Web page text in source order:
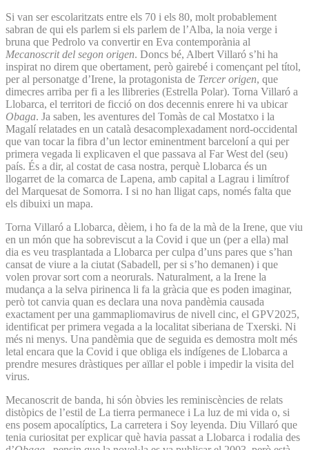
Si van ser escolaritzats entre els 70 i els 80, molt probablement
sabran de qui els parlem si els parlem de l’Alba, la noia verge i
bruna que Pedrolo va convertir en Eva contemporània al
Mecanoscrit del segon origen. Doncs bé, Albert Villaró s’hi ha
inspirat no direm que obertament, però gairebé i començant pel títol,
per al personatge d’Irene, la protagonista de Tercer origen, que
dimecres arriba per fi a les llibreries (Estrella Polar). Torna Villaró a
Llobarca, el territori de ficció on dos decennis enrere hi va ubicar
Obaga. Ja saben, les aventures del Tomàs de cal Mostatxo i la
Magalí relatades en un català desacomplexadament nord-occidental
que van tocar la fibra d’un lector eminentment barceloní a qui per
primera vegada li explicaven el que passava al Far West del (seu)
país. És a dir, al costat de casa nostra, perquè Llobarca és un
llogarret de la comarca de Lapena, amb capital a Lagrau i limítrof
del Marquesat de Somorra. I si no han lligat caps, només falta que
els dibuixi un mapa.
Torna Villaró a Llobarca, dèiem, i ho fa de la mà de la Irene, que viu
en un món que ha sobreviscut a la Covid i que un (per a ella) mal
dia es veu trasplantada a Llobarca per culpa d’uns pares que s’han
cansat de viure a la ciutat (Sabadell, per si s’ho demanen) i que
volen provar sort com a neorurals. Naturalment, a la Irene la
mudança a la selva pirinenca li fa la gràcia que es poden imaginar,
però tot canvia quan es declara una nova pandèmia causada
exactament per una gammapliomavirus de nivell cinc, el GPV2025,
identificat per primera vegada a la localitat siberiana de Txerski. Ni
més ni menys. Una pandèmia que de seguida es demostra molt més
letal encara que la Covid i que obliga els indígenes de Llobarca a
prendre mesures dràstiques per aïllar el poble i impedir la visita del
virus.
Mecanoscrit de banda, hi són òbvies les reminiscències de relats
distòpics de l’estil de La tierra permanece i La luz de mi vida o, si
ens posem apocalíptics, La carretera i Soy leyenda. Diu Villaró que
tenia curiositat per explicar què havia passat a Llobarca i rodalia des